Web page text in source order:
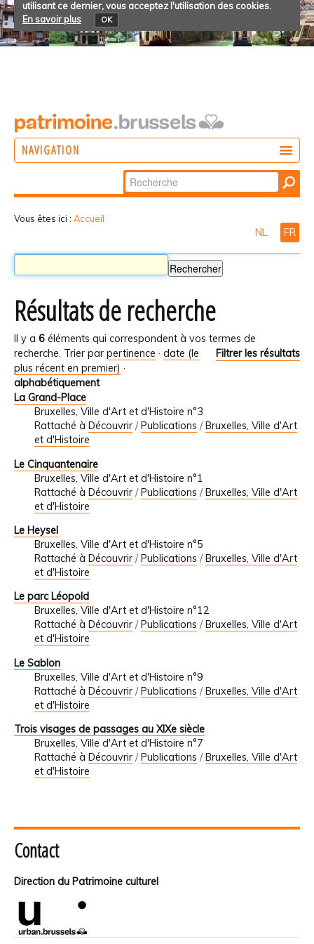
utilisant ce dernier, vous acceptez l'utilisation des cookies.
En savoir plus
OK
NAVIGATION
Chercher par
Recherche
Vous êtes ici : Accueil
NL FR
Résultats de recherche
Il y a 6 éléments qui correspondent à vos termes de
recherche.
Filtrer les résultats
Trier par pertinence · date (le
plus récent en premier) ·
alphabétiquement
La Grand-Place
Bruxelles, Ville d'Art et d'Histoire n°3
Rattaché à Découvrir /Publications /Bruxelles, Ville d'Art
et d'Histoire
Le Cinquantenaire
Bruxelles, Ville d'Art et d'Histoire n°1
Rattaché à Découvrir /Publications /Bruxelles, Ville d'Art
et d'Histoire
Le Heysel
Bruxelles, Ville d'Art et d'Histoire n°5
Rattaché à Découvrir /Publications /Bruxelles, Ville d'Art
et d'Histoire
Le parc Léopold
Bruxelles, Ville d'Art et d'Histoire n°12
Rattaché à Découvrir / Publications / Bruxelles, Ville d'Art
et d'Histoire
Le Sablon
Bruxelles, Ville d'Art et d'Histoire n°9
Rattaché à Découvrir /Publications /Bruxelles, Ville d'Art
et d'Histoire
Trois visages de passages au XIXe siècle
Bruxelles, Ville d'Art et d'Histoire n°7
Rattaché à Découvrir /Publications /Bruxelles, Ville d'Art
et d'Histoire
Contact
Direction du Patrimoine culturel